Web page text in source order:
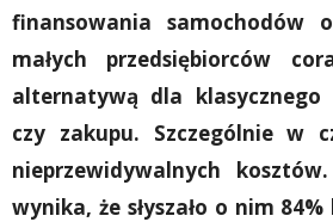
finansowania samochodów
małych przedsiębiorców
alternatywą dla klasycznego
czy zakupu. Szczególnie w
nieprzewidywalnych
wynika, że słyszało o nim